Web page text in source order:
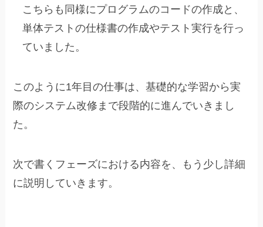
こちらも同様にプログラムのコードの作成と、
単体テストの仕様書の作成やテスト実行を行っ
ていました。
このように1年目の仕事は、基礎的な学習から実
際のシステム改修まで段階的に進んでいきまし
た。
次で書くフェーズにおける内容を、もう少し詳細
に説明していきます。